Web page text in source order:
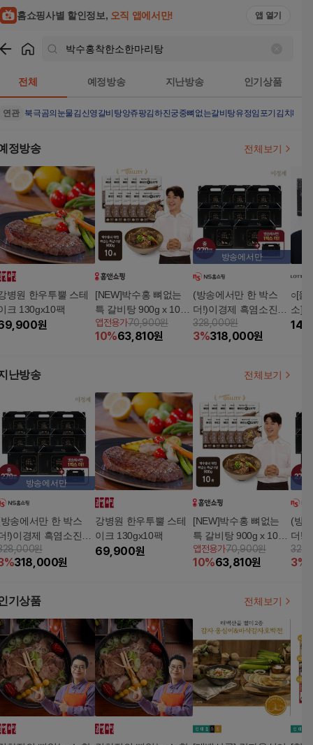
홈쇼핑사별 할인정보, 오직 앱에서만! 앱 열기
전체 예정방송 지난방송 인기상품
연관 북극곰의눈물김신영갈비탕앙쥬팡김하진궁중뼈없는갈비탕유정임포기김치8
정방송 전체보기
병원 한우투뿔 스테
크 130gx10팩
원
[NEW]박수홍 뼈없는
특 갈비탕 900g x 10봉
(총20인분)
앱전용가70,900원
10%63,810원
방송에서만
(방송에서만 한 박스
더!)이경제 흑염소진액
眞 8+1박스/총 270포
328,000원
3%318,000원
○[울
소
도
난방송 전체보기
방송에서만
송에서만 한 박스
!)이경제 흑염소진액
8+1박스/총 270포
원
%318,000원
강병원 한우투뿔 스테
이크 130gx10팩
69,900원
[NEW]박수홍 뼈없는
특 갈비탕 900g x 10봉
(총20인분)
앱전용가70,900원
10%63,810원
(방
더!)
眞
3%
기상품 전체보기